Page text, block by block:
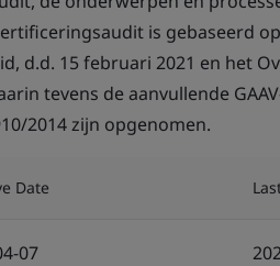
is gebaseerd
d.d. 15 februari 2021 en het
tevens de aanvullende
2014 zijn opgenomen.
Date
07